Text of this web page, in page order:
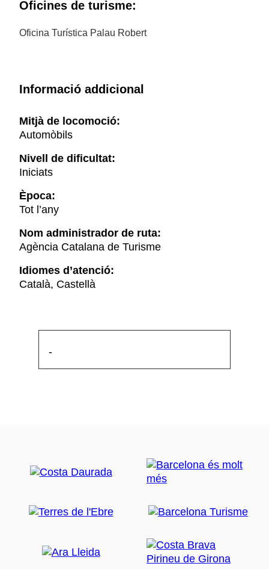
aquàtic més gran de Catalunya, on campen a pler
especialment bonic contemplar un grup de flamencs
Oficines de turisme:
Oficina Turística Palau Robert
Informació addicional
Mitjà de locomoció:
Automòbils
Nivell de dificultat:
Iniciats
Època:
Tot l’any
Nom administrador de ruta:
Agència Catalana de Turisme
Idiomes d’atenció:
Català, Castellà
-